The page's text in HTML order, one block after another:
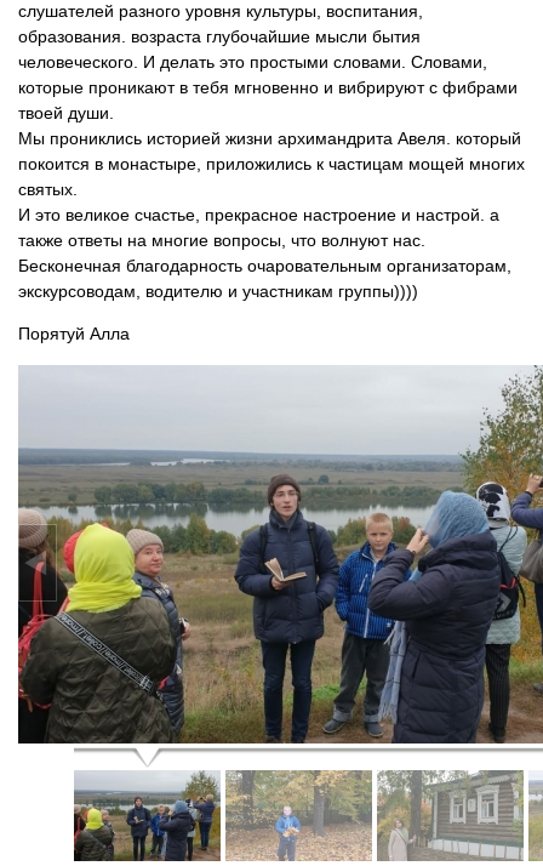
слушателей разного уровня культуры, воспитания,
образования. возраста глубочайшие мысли бытия
человеческого. И делать это простыми словами. Словами,
которые проникают в тебя мгновенно и вибрируют с фибрами
твоей души.
Мы прониклись историей жизни архимандрита Авеля. который
покоится в монастыре, приложились к частицам мощей многих
святых.
И это великое счастье, прекрасное настроение и настрой. а
также ответы на многие вопросы, что волнуют нас.
Бесконечная благодарность очаровательным организаторам,
экскурсоводам, водителю и участникам группы))))
Порятуй Алла